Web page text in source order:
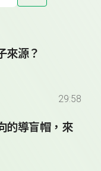
來源？
29:58
的導盲帽，來